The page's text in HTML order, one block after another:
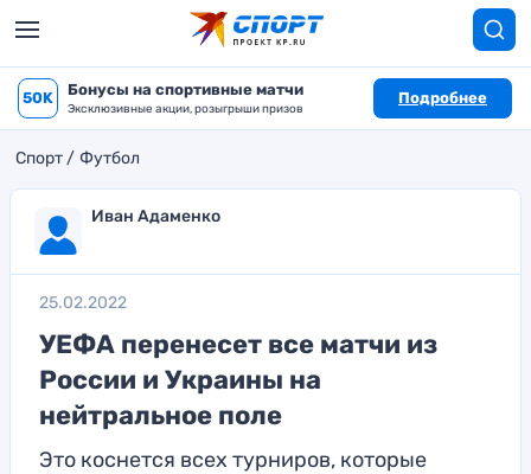
50K Бонусы на спортивные матчи
Эксклюзивные акции, розыгрыши призов
Подробнее
Спорт Футбол
Иван Адаменко
25.02.2022
УЕФА перенесет все матчи из
России и Украины на
нейтральное поле
Это коснется всех турниров, которые